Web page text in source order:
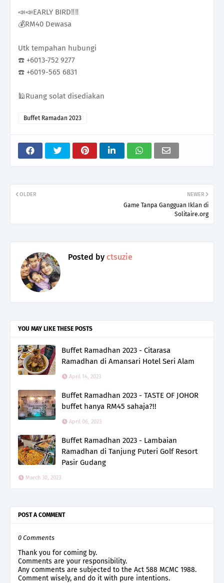
📣📣EARLY BIRD‼️‼️
💰RM40 Dewasa
Utk tempahan hubungi
☎️ +6013-752 9277
☎️ +6019-565 6831
🕌Ruang solat disediakan
Buffet Ramadan 2023
NEWER
Game Tanpa Gangguan Iklan di
Solitaire.org
OLDER
Posted by ctsuzie
YOU MAY LIKE THESE POSTS
Buffet Ramadhan 2023 - Citarasa
Ramadhan di Amansari Hotel Seri Alam
April 14, 2023
Buffet Ramadhan 2023 - TASTE OF JOHOR
buffet hanya RM45 sahaja?!!
April 06, 2023
Buffet Ramadhan 2023 - Lambaian
Ramadhan di Tanjung Puteri Golf Resort
Pasir Gudang
March 30, 2023
POST A COMMENT
0 Comments
Thank you for coming by.
Comments are your responsibility.
Any comments are subjected to the Act 588 MCMC 1988.
Comment wisely, and do it with pure intentions.